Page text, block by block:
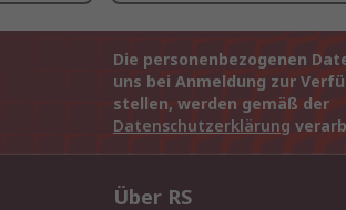
Die personenbezogenen
uns bei Anmeldung zur
stellen, werden gemäß der
Datenschutzerklärung
Über RS